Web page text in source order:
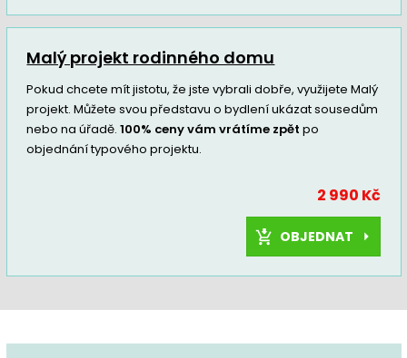
Malý projekt rodinného domu
Pokud chcete mít jistotu, že jste vybrali dobře, využijete Malý
projekt. Můžete svou představu o bydlení ukázat sousedům
nebo na úřadě.100% ceny vám vrátíme zpět po
objednání typového projektu.
2 990 Kč
OBJEDNAT